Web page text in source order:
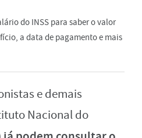
do INSS para saber o valor
a data de pagamento e mais
e demais
Nacional do